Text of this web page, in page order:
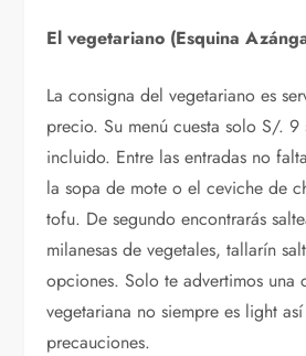
El vegetariano (Esquina
La consigna del vegetariano es
precio. Su menú cuesta solo S/.
incluido. Entre las entradas no
la sopa de mote o el ceviche de
tofu. De segundo encontrarás
milanesas de vegetales, tallarín
opciones. Solo te advertimos una
vegetariana no siempre es light
precauciones.